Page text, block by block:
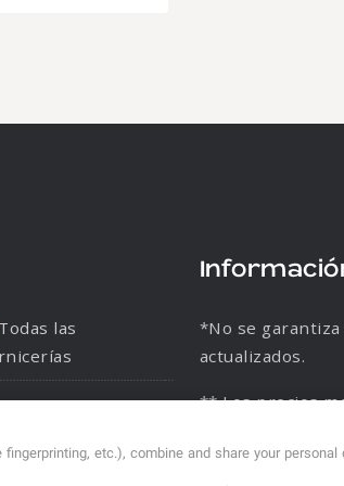
Todas las
de cookies
*No se
actualizados.
** Los precios
etc.), combine and share your